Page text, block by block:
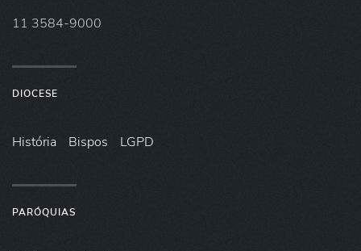
11 3584-9000
DIOCESE
História Bispos LGPD
PARÓQUIAS